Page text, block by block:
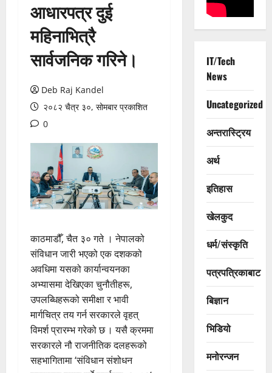
आधारपत्र दुई
महिनाभित्रै
सार्वजनिक गरिने।
Deb Raj Kandel
२०८२ चैत्र ३०, सोमबार प्रकाशित
0
काठमाडौँ, चैत ३० गते । नेपालको
संविधान जारी भएको एक दशकको
अवधिमा यसको कार्यान्वयनका
अभ्यासमा देखिएका चुनौतीहरू,
उपलब्धिहरूको समीक्षा र भावी
मार्गचित्र तय गर्न सरकारले वृहत्
विमर्श प्रारम्भ गरेको छ । यसै क्रममा
सरकारले नौ राजनीतिक दलहरूको
सहभागितामा ‘संविधान संशोधन
IT/Tech
News
Uncategorized
अन्तरास्ट्रिय
अर्थ
इतिहास
खेलकुद
धर्म/संस्कृति
पत्रपत्रिकाबाट
बिज्ञान
भिडियो
मनोरन्जन